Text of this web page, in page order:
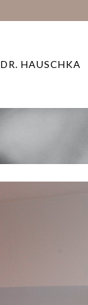
DR. HAUSCHKA